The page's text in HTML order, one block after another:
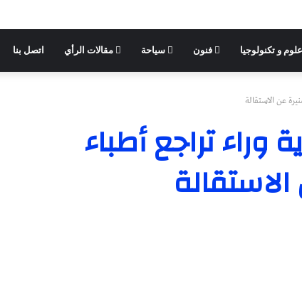
علوم و تكنولوجيا فنون سياحة مقالات الرأي اتصل بنا
عن الاستقالة
تراجع أطباء